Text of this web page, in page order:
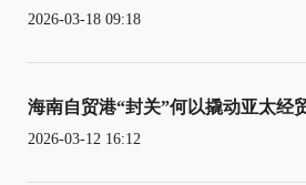
2026-03-18 09:18
海南自贸港“封关”何以撬动亚太经
2026-03-12 16:12